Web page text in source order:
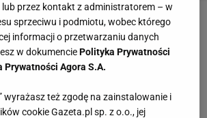
przez kontakt z administratorem – w
sprzeciwu i podmiotu, wobec którego
informacji o przetwarzaniu danych
w dokumencie Polityka Prywatności
Prywatności Agora S.A.
wyrażasz też zgodę na zainstalowanie i
cookie Gazeta.pl sp. z o.o., jej